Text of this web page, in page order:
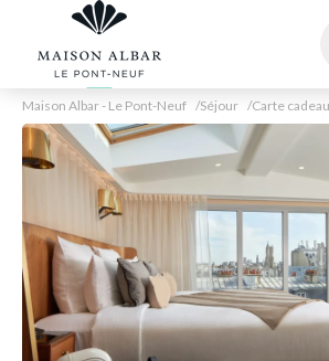
Maison Albar - Le Pont-Neuf Séjour Carte